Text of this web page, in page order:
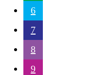
6
7
8
9